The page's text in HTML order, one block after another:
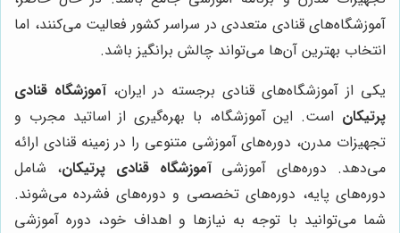
آموزشگاه‌های قنادی متعددی در سراسر کشور فعالیت می‌کنند، اما
انتخاب بهترین آن‌ها می‌تواند چالش برانگیز باشد.
یکی از آموزشگاه‌های قنادی برجسته در ایران،آموزشگاه قنادی
پرتیکان است. این آموزشگاه، با بهره‌گیری از اساتید مجرب و
تجهیزات مدرن، دوره‌های آموزشی متنوعی را در زمینه قنادی ارائه
می‌دهد. دوره‌های آموزشیآموزشگاه قنادی پرتیکان، شامل
دوره‌های پایه، دوره‌های تخصصی و دوره‌های فشرده می‌شوند.
شما می‌توانید با توجه به نیازها و اهداف خود، دوره آموزشی